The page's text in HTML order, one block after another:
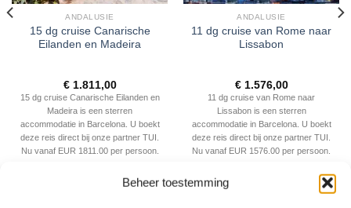
Beheer toestemming
ANDALUSIE
15 dg cruise Canarische
Eilanden en Madeira
€1.811,00
15 dg cruise Canarische Eilanden en
Madeira is een sterren
accommodatie in Barcelona. U boekt
deze reis direct bij onze partner TUI.
Nu vanaf EUR 1811.00 per persoon.
PRIJZEN EN BOEKEN
ANDALUSIE
11 dg cruise van Rome naar
Lissabon
€1.576,00
11 dg cruise van Rome naar
Lissabon is een sterren
accommodatie in Barcelona. U boekt
deze reis direct bij onze partner TUI.
Nu vanaf EUR 1576.00 per persoon.
PRIJZEN EN BOEKEN